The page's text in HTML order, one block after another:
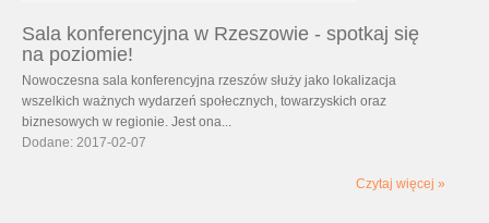
Sala konferencyjna w Rzeszowie - spotkaj się
na poziomie!
Nowoczesna sala konferencyjna rzeszów służy jako lokalizacja
wszelkich ważnych wydarzeń społecznych, towarzyskich oraz
biznesowych w regionie. Jest ona...
Dodane: 2017-02-07
Czytaj więcej »